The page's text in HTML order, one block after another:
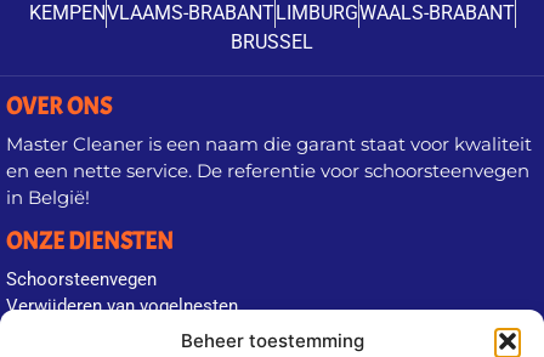
Beheer toestemming
KEMPENVLAAMS-BRABANTLIMBURGWAALS-BRABANT
BRUSSEL
OVER ONS
Master Cleaner is een naam die garant staat voor kwaliteit
en een nette service. De referentie voor schoorsteenvegen
in België!
ONZE DIENSTEN
Schoorsteenvegen
Verwijderen van vogelnesten
Plaatsen van roosters tegen vogelnesten